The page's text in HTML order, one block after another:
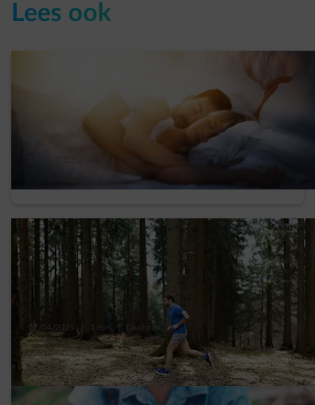
Lees ook
Daphné C.
Beter slapen dankzij deze 5 tips
07/04/2025 1 min. | Daphné C.
10 tips om milieuvriendelijk te sporten